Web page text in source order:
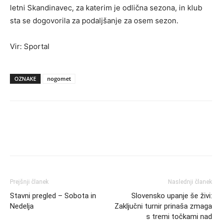
letni Skandinavec, za katerim je odlična sezona, in klub
sta se dogovorila za podaljšanje za osem sezon.
Vir: Sportal
OZNAKE nogomet
Prejšnji članek
Stavni pregled – Sobota in
Nedelja
Naslednji članek
Slovensko upanje še živi:
Zaključni turnir prinaša zmaga
s tremi točkami nad